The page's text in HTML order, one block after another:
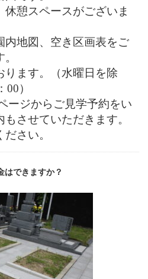
休憩スペースがございま
内地図、空き区画表をご
ります。（水曜日を除
）
ージからご見学予約をい
させていただきます。
さい。
はできますか？